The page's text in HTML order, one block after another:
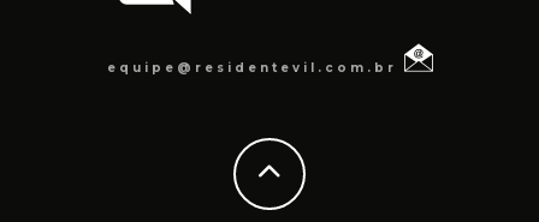
equipe@residentevil.com.br